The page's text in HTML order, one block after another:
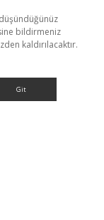
bildirmeniz
kaldırılacaktır.